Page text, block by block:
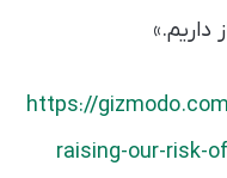
داریم.»
https://
raising-our-risk-